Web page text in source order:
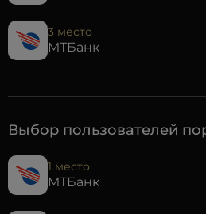
3 место
МТБанк
Выбор пользователей
1 место
МТБанк